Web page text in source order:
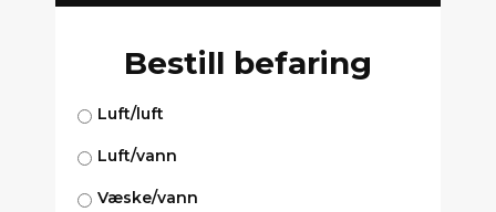
Bestill befaring
Luft/luft
Luft/vann
Væske/vann